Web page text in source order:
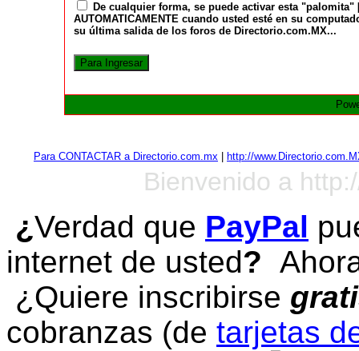
De cualquier forma, se puede activar esta
AUTOMATICAMENTE cuando usted esté en su
su última salida de los foros de Directorio.com.MX...
Para CONTACTAR a Directorio.com.mx http://
Bienvenido a
¿Verdad que PayPal
internet de usted?
¿Quiere inscribirse
cobranzas (de tarjetas